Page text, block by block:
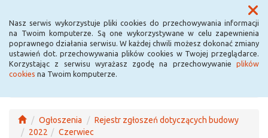
Nasz serwis wykorzystuje pliki cookies do przechowywania informacji
na Twoim komputerze. Są one wykorzystywane w celu zapewnienia
poprawnego działania serwisu. W każdej chwili możesz dokonać zmiany
ustawień dot. przechowywania plików cookies w Twojej przeglądarce.
Korzystając z serwisu wyrażasz zgodę na przechowywanie plików
cookies na Twoim komputerze.
Menu
Ogłoszenia
Rejestr zgłoszeń dotyczących budowy
2022
Czerwiec